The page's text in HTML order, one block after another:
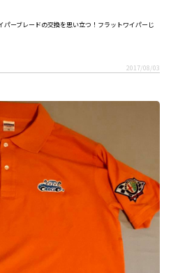
ーブレードの交換を思い立つ！フラットワイパーじ
2017/08/03